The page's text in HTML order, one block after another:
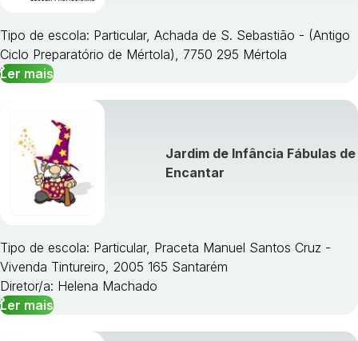
Tipo de escola: Particular, Achada de S. Sebastião - (Antigo
Ciclo Preparatório de Mértola), 7750 295 Mértola
Ler mais
Jardim de Infância Fábulas de
Encantar
Tipo de escola: Particular, Praceta Manuel Santos Cruz -
Vivenda Tintureiro, 2005 165 Santarém
Diretor/a: Helena Machado
Ler mais